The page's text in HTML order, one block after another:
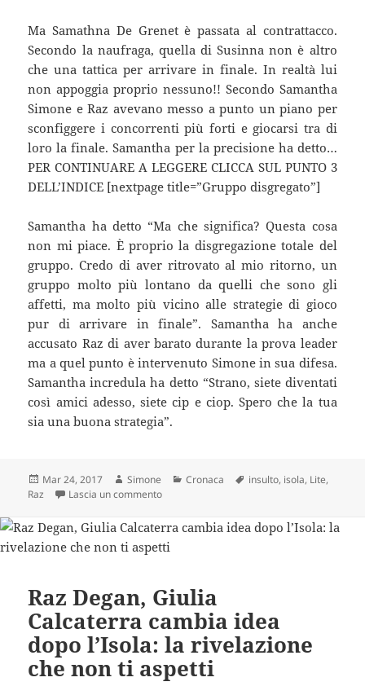
Ma Samathna De Grenet è passata al contrattacco.
Secondo la naufraga, quella di Susinna non è altro
che una tattica per arrivare in finale. In realtà lui
non appoggia proprio nessuno!! Secondo Samantha
Simone e Raz avevano messo a punto un piano per
sconfiggere i concorrenti più forti e giocarsi tra di
loro la finale. Samantha per la precisione ha detto…
PER CONTINUARE A LEGGERE CLICCA SUL PUNTO 3
DELL’INDICE [nextpage title=”Gruppo disgregato”]
Samantha ha detto “Ma che significa? Questa cosa
non mi piace. È proprio la disgregazione totale del
gruppo. Credo di aver ritrovato al mio ritorno, un
gruppo molto più lontano da quelli che sono gli
affetti, ma molto più vicino alle strategie di gioco
pur di arrivare in finale”. Samantha ha anche
accusato Raz di aver barato durante la prova leader
ma a quel punto è intervenuto Simone in sua difesa.
Samantha incredula ha detto “Strano, siete diventati
così amici adesso, siete cip e ciop. Spero che la tua
sia una buona strategia”.
Scritto
il
Mar 24, 2017 Autore
Simone Categorie
Cronaca Tag
insulto, isola, Lite,
Raz
Lascia un commentosu LITE SULL’ISOLA TRA RAZ E SAMANTHA
Raz Degan, Giulia
Calcaterra cambia idea
dopo l’Isola: la rivelazione
che non ti aspetti